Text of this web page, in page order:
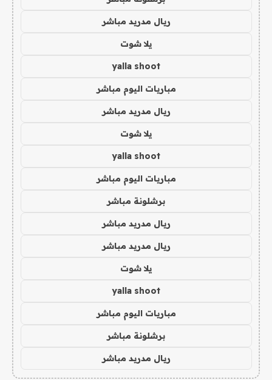
ريال مدريد مباشر
يلا شوت
yalla shoot
مباريات اليوم مباشر
ريال مدريد مباشر
يلا شوت
yalla shoot
مباريات اليوم مباشر
برشلونة مباشر
ريال مدريد مباشر
ريال مدريد مباشر
يلا شوت
yalla shoot
مباريات اليوم مباشر
برشلونة مباشر
ريال مدريد مباشر